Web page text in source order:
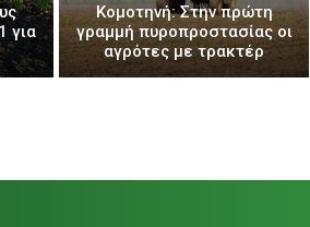
για
Κομοτηνή: Στην πρώτη
γραμμή πυροπροστασίας οι
αγρότες με τρακτέρ